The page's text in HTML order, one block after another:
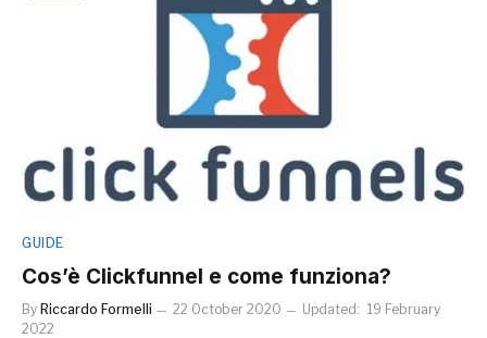
GUIDE
Cos’è Clickfunnel e come funziona?
By Riccardo Formelli 22 October 2020 Updated: 19 February
2022